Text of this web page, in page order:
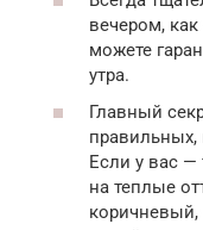
вечером,
можете
утра.
Главный
правильных,
Если у вас —
на теплые